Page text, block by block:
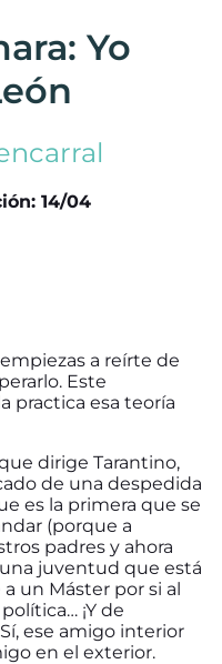
Yo
14/04
a reírte de
Este
practica esa teoría
dirige Tarantino,
de una despedida
es la primera que se
(porque a
padres y ahora
juventud que está
un Máster por si al
¡Y de
ese amigo interior
en el exterior.